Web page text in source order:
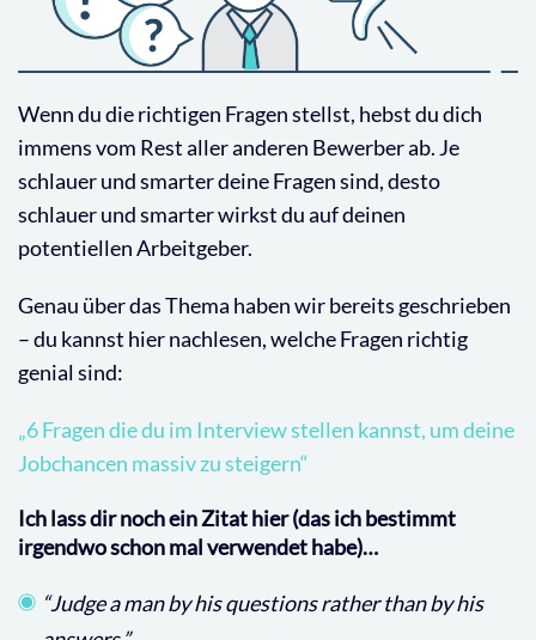
Wenn du die richtigen Fragen stellst, hebst du dich
immens vom Rest aller anderen Bewerber ab. Je
schlauer und smarter deine Fragen sind, desto
schlauer und smarter wirkst du auf deinen
potentiellen Arbeitgeber.
Genau über das Thema haben wir bereits geschrieben
– du kannst hier nachlesen, welche Fragen richtig
genial sind:
„6 Fragen die du im Interview stellen kannst, um deine
Jobchancen massiv zu steigern“
Ich lass dir noch ein Zitat hier (das ich bestimmt
irgendwo schon mal verwendet habe)…
“Judge a man by his questions rather than by his